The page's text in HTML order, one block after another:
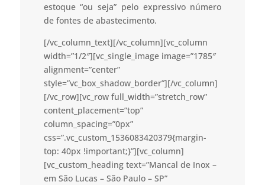
estoque “ou seja” pelo expressivo número
de fontes de abastecimento.
[/vc_column_text][/vc_column][vc_column
width=”1/2″][vc_single_image image=”1785″
alignment=”center”
style=”vc_box_shadow_border”][/vc_column]
[/vc_row][vc_row full_width=”stretch_row”
content_placement=”top”
column_spacing=”0px”
css=”.vc_custom_1536083420379{margin-
top: 40px !important;}”][vc_column]
[vc_custom_heading text=”Mancal de Inox –
em São Lucas – São Paulo – SP”